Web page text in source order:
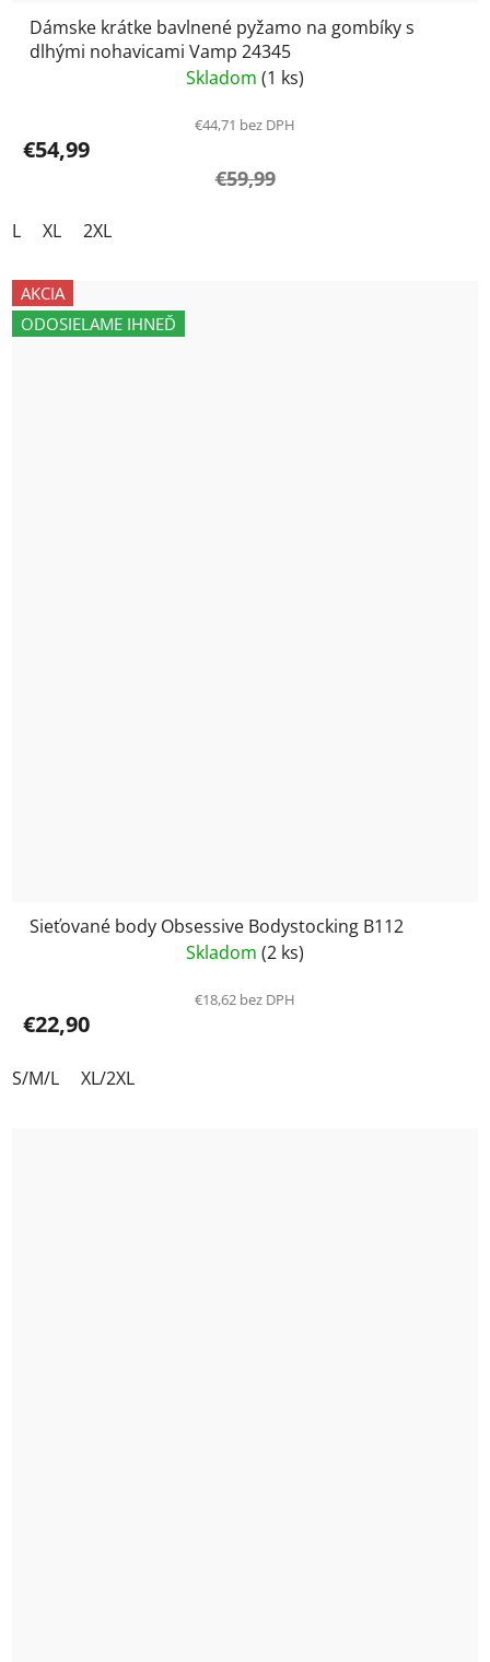
Dámske krátke bavlnené pyžamo na gombíky s
dlhými nohavicami Vamp 24345
Skladom (1 ks)
€44,71 bez DPH
€54,99
€59,99
L XL 2XL
AKCIA
ODOSIELAME IHNEĎ
Sieťované body Obsessive Bodystocking B112
Skladom (2 ks)
€18,62 bez DPH
€22,90
S/M/L XL/2XL